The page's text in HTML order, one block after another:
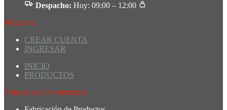
Despacho: Hoy: 09:00 – 12:00
Mi cuenta
CREAR CUENTA
INGRESAR
INICIO
PRODUCTOS
Principales Características